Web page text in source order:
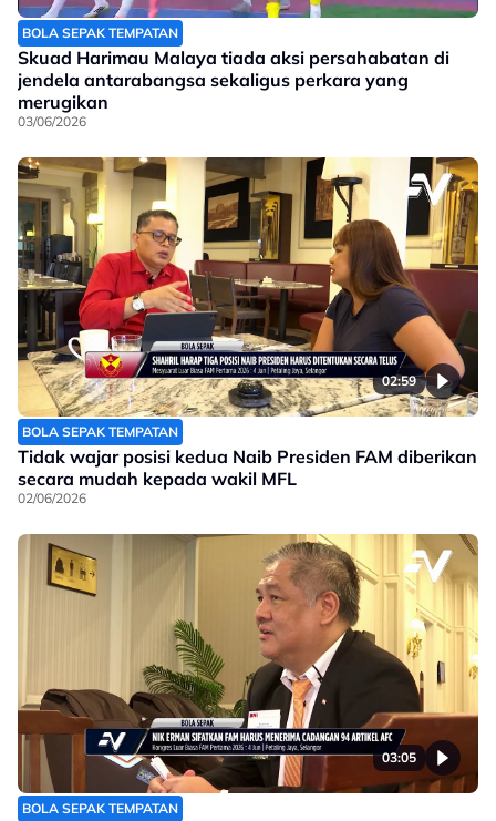
BOLA SEPAK TEMPATAN
Skuad Harimau Malaya tiada aksi persahabatan di
jendela antarabangsa sekaligus perkara yang
merugikan
03/06/2026
02:59
BOLA SEPAK TEMPATAN
Tidak wajar posisi kedua Naib Presiden FAM diberikan
secara mudah kepada wakil MFL
02/06/2026
03:05
BOLA SEPAK TEMPATAN